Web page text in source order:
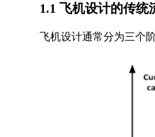
1.1 飞机设计的传统
飞机设计通常分为三个